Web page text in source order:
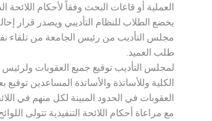
العملية أو قاعات البحث وفقاً لأحكام اللائحة
يخضع الطلاب للنظام التأديبي ويصدر قرار
مجلس التأديب من رئيس الجامعة من تلقاء
طلب العميد.
لمجلس التأديب توقيع جميع العقوبات ولرئيس
الكلية وللأساتذة والأساتذة المساعدين
العقوبات في الحدود المبينة لكل منهم في
مع مراعاة أحكام اللائحة التنفيذية تتولى